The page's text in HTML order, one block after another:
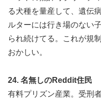
る犬種を量産して、遺伝
ルターには行き場のない
られ続けてる。これが規
おかしい。
24. 名無しのReddit住民
有料プリズン産業。受刑